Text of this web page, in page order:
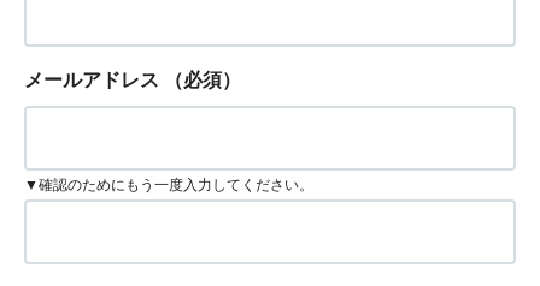
メールアドレス （必須）
▼確認のためにもう一度入力してください。